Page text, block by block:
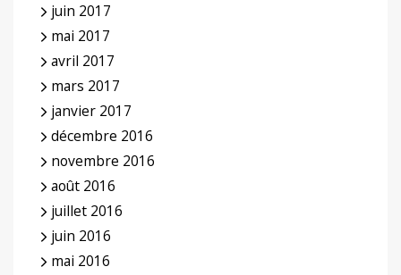
juin 2017
mai 2017
avril 2017
mars 2017
janvier 2017
décembre 2016
novembre 2016
août 2016
juillet 2016
juin 2016
mai 2016